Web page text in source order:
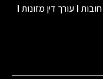
עורך דין מזונות